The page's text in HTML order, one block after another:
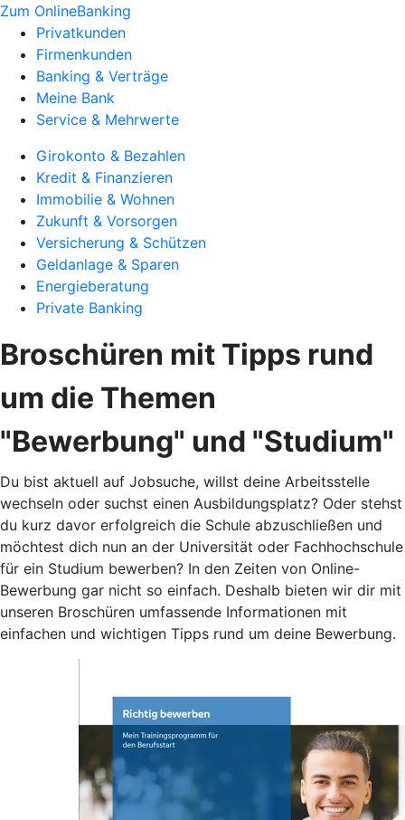
Zum OnlineBanking
Privatkunden
Firmenkunden
Banking & Verträge
Meine Bank
Service & Mehrwerte
Girokonto & Bezahlen
Kredit & Finanzieren
Immobilie & Wohnen
Zukunft & Vorsorgen
Versicherung & Schützen
Geldanlage & Sparen
Energieberatung
Private Banking
Broschüren mit Tipps rund
um die Themen
"Bewerbung" und "Studium"
Du bist aktuell auf Jobsuche, willst deine Arbeitsstelle
wechseln oder suchst einen Ausbildungsplatz? Oder stehst
du kurz davor erfolgreich die Schule abzuschließen und
möchtest dich nun an der Universität oder Fachhochschule
für ein Studium bewerben? In den Zeiten von Online-
Bewerbung gar nicht so einfach. Deshalb bieten wir dir mit
unseren Broschüren umfassende Informationen mit
einfachen und wichtigen Tipps rund um deine Bewerbung.